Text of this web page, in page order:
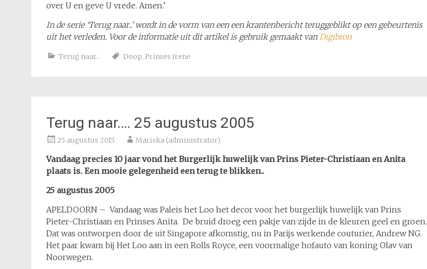
over U en geve U vrede. Amen.’
In de serie ‘Terug naar..’ wordt in de vorm van een een krantenbericht teruggeblikt op een gebeurtenis
uit het verleden. Voor de informatie uit dit artikel is gebruik gemaakt vanDigibron
Terug naar.. Doop, Prinses Irene
Terug naar…. 25 augustus 2005
25 augustus 2015 Mariska (administrator)
Vandaag precies 10 jaar vond het Burgerlijk huwelijk van Prins Pieter-Christiaan en Anita
plaats is. Een mooie gelegenheid een terug te blikken..
25 augustus 2005
APELDOORN – Vandaag was Paleis het Loo het decor voor het burgerlijk huwelijk van Prins
Pieter-Christiaan en Prinses Anita. De bruid droeg een pakje van zijde in de kleuren geel en groen.
Dat was ontworpen door de uit Singapore afkomstig, nu in Parijs werkende couturier, Andrew NG.
Het paar kwam bij Het Loo aan in een Rolls Royce, een voormalige hofauto van koning Olav van
Noorwegen.